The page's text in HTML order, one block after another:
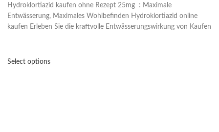
Hydroklortiazid kaufen ohne Rezept 25mg : Maximale
Entwässerung, Maximales Wohlbefinden Hydroklortiazid online
kaufen Erleben Sie die kraftvolle Entwässerungswirkung von Kaufen
Select options